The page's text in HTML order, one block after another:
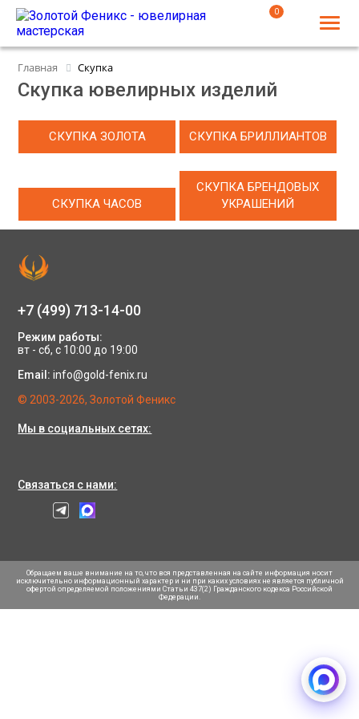
0
Главная Скупка
Скупка ювелирных изделий
СКУПКА ЗОЛОТА СКУПКА БРИЛЛИАНТОВ
СКУПКА ЧАСОВ
СКУПКА БРЕНДОВЫХ
УКРАШЕНИЙ
Мы в социальных сетях:
Связаться с нами:
+7 (499) 713-14-00
Режим работы:
вт - сб, с 10:00 до 19:00
Email: info@gold-fenix.ru
© 2003-2026, Золотой Феникс
Обращаем ваше внимание на то, что вся представленная на сайте информация носит
исключительно информационный характер и ни при каких условиях не является публичной
офертой определяемой положениями Статьи 437(2) Гражданского кодекса Российской
Федерации.